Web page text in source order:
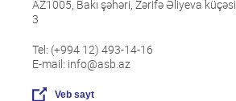
AZ1005, Bakı şəhəri, Zərifə Əliyeva küçəsi,
3
Tel: (+994 12) 493-14-16
E-mail: info@asb.az
Veb sayt